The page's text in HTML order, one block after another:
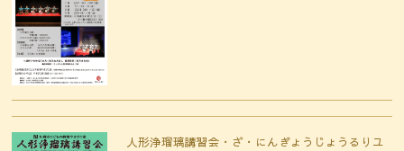
人形浄瑠璃講習会・ざ・にんぎょうじょうるりユ